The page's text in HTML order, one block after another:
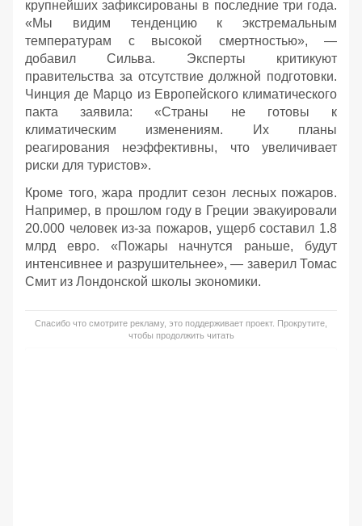
крупнейших зафиксированы в последние три года.
«Мы видим тенденцию к экстремальным
температурам с высокой смертностью», —
добавил Сильва. Эксперты критикуют
правительства за отсутствие должной подготовки.
Чинция де Марцо из Европейского климатического
пакта заявила: «Страны не готовы к
климатическим изменениям. Их планы
реагирования неэффективны, что увеличивает
риски для туристов».
Кроме того, жара продлит сезон лесных пожаров.
Например, в прошлом году в Греции эвакуировали
20.000 человек из-за пожаров, ущерб составил 1.8
млрд евро. «Пожары начнутся раньше, будут
интенсивнее и разрушительнее», — заверил Томас
Смит из Лондонской школы экономики.
Спасибо что смотрите рекламу, это поддерживает проект. Прокрутите,
чтобы продолжить читать